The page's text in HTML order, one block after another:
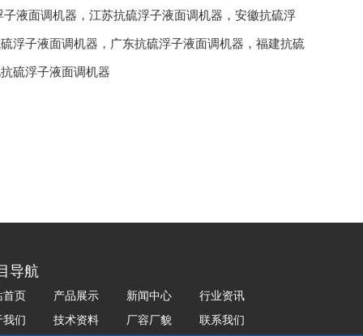
子液面调机器 ， 江苏抗硫浮子液面调机器 ， 安徽抗硫浮
浮子液面调机器 ， 广东抗硫浮子液面调机器 ， 福建抗硫
硫浮子液面调机器
导航
首页 产品展示 新闻中心
行业资讯
我们
技术资料 厂容厂貌 联系我们